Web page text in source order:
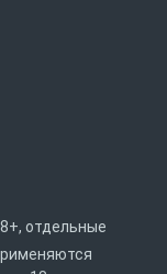
отдельные